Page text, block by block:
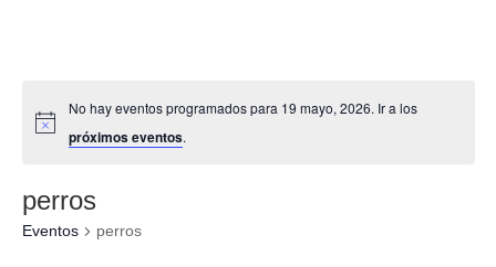
No hay eventos programados para 19 mayo, 2026. Ir a los
próximos eventos.
perros
Eventos perros